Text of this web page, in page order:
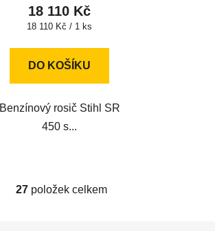
18 110 Kč
Měrná
18 110 Kč / 1 ks
DO KOŠÍKU
Benzínový rosič Stihl SR
450 s...
O
27položek celkem